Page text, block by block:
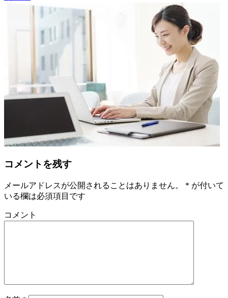
コメントを残す
メールアドレスが公開されることはありません。 * が付いて
いる欄は必須項目です
コメント